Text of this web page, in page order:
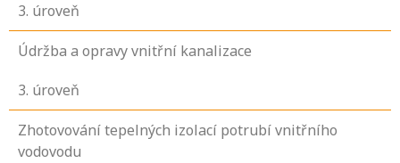
3. úroveň
Údržba a opravy vnitřní kanalizace
3. úroveň
Zhotovování tepelných izolací potrubí vnitřního
vodovodu